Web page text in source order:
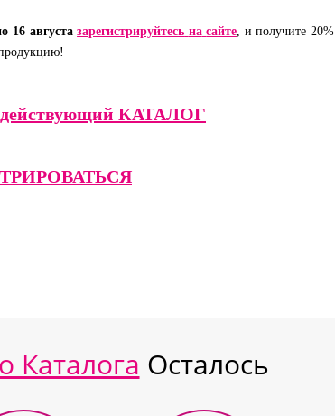
16 августа зарегистрируйтесь на сайте, и получите 20%
действующий КАТАЛОГ
Каталога Осталось